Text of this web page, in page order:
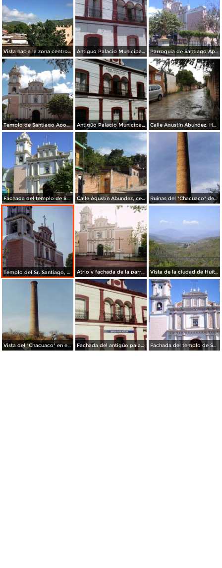
Vista hacia la zona centro de Huitzuco. Julio/2016 Antiguo Palacio Municipal. Marzo/2016 Parroquia de Santiago Apostol siglo XVIII. Marzo/2016
Templo de Santiago Apostol, siglo XVIII. Noviembre/2015 Antigüo Palacio Municipal. Julio/2015 Calle Agustín Abundez. Huitzuco, Guerrero. Julio/2013
Fachada del templo de Santiago Apostol. Ciudad Huitzuco. Diciembre/2012 Calle Agustín Abundez, centro de Huitzuco. Julio/2012 Ruinas del "Chacuaco" del mineral de Guadalupe. Huitzuco, Gro. 2003
Templo del Sr. Santiago, siglo XVIII. Huitzuco, Guerrero. 2004 Atrio y fachada de la parroquia del Señor Santiago (Siglo XVIII). Huitzuco, Gro. 2008 Vista de la ciudad de Huitzuco desde la carretera a Paso Morelos. Edo. de Guerrero
Vista del "Chacuaco" en el antigüo mineral de Guadalupe. Huitzuco de los Figueroa, Gro. Fachada del antigüo palacio municipal, hoy edificio de correos. Huitzuco, Gro. Fachada del templo de Santiago Apostol. Siglo XVIII. Huitzuco, Gro